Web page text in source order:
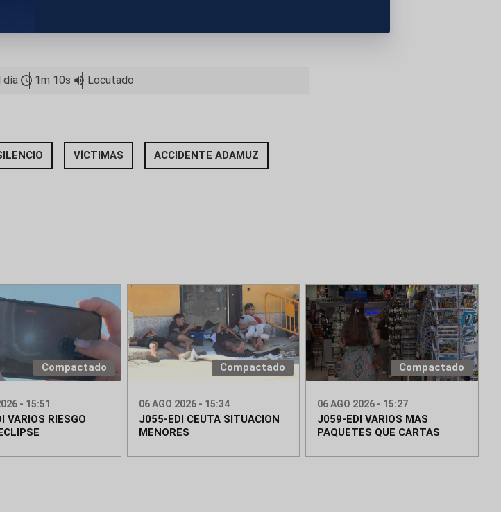
EN EL CONGRESO, PARLAMENTOS
día 1m 10s Locutado
VÍCTIMAS ACCIDENTE ADAMUZ
Compactado
- 15:51
VARIOS RIESGO
Compactado
06 AGO 2026 - 15:34
J055-EDI CEUTA SITUACION
MENORES
Compactado
06 AGO 2026 - 15:27
J059-EDI VARIOS MAS
PAQUETES QUE CARTAS